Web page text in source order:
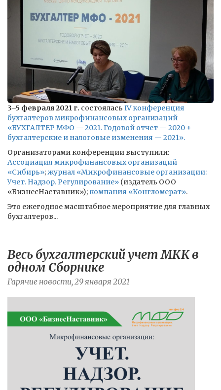
3–5 февраля 2021 г. состоялась IV конференция
бухгалтеров микрофинансовых организаций
«БУХГАЛТЕР МФО — 2021. Годовой отчет — 2020 +
бухгалтерские и налоговые изменения — 2021».
Организаторами конференции выступили:
Ассоциация микрофинансовых организаций
«Сибирь»;журнал «Микрофинансовые организации:
Учет. Надзор. Регулирование» (издатель ООО
«БизнесНаставник»); компания «Конгломерат».
Это ежегодное масштабное мероприятие для главных
бухгалтеров...
Весь бухгалтерский учет МКК в
одном Сборнике
Гарячие новости, 29 января 2021